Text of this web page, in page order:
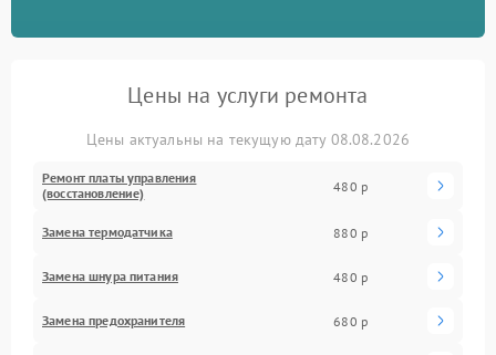
Цены на услуги ремонта
Цены актуальны на текущую дату 08.08.2026
Ремонт платы управления
(восстановление)
480 р
Замена термодатчика 880 р
Замена шнура питания 480 р
Замена предохранителя 680 р